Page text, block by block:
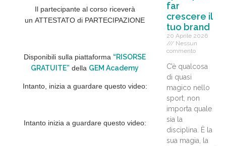
Il partecipante al corso riceverà
un ATTESTATO di PARTECIPAZIONE
Disponibili sulla piattaforma “RISORSE
GRATUITE” della GEM Academy
Intanto, inizia a guardare questo video:
Intanto inizia a guardare questo video:
far
crescere il
tuo brand
20 Aprile 2026
Nessun
commento
C’è qualcosa
di quasi
magico nello
sport, non
importa quale
sia la
disciplina. È la
sua magia, la